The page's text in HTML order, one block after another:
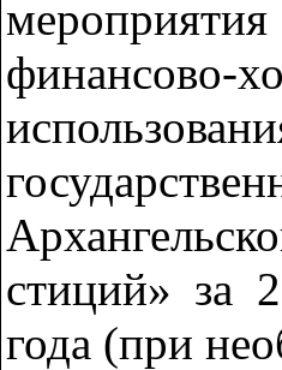
стиций» за
года (при